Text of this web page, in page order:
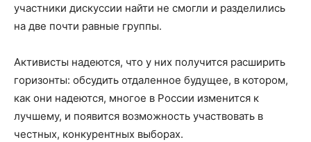
участники дискуссии найти не смогли и разделились
на две почти равные группы.
Активисты надеются, что у них получится расширить
горизонты: обсудить отдаленное будущее, в котором,
как они надеются, многое в России изменится к
лучшему, и появится возможность участвовать в
честных, конкурентных выборах.